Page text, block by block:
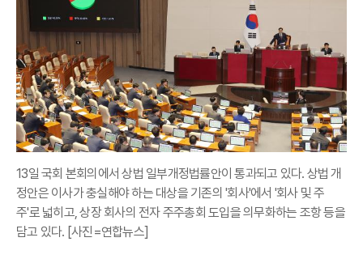
13일 국회 본회의에서 상법 일부개정법률안이 통과되고 있다. 상법 개
정안은 이사가 충실해야 하는 대상을 기존의 '회사'에서 '회사 및 주
주'로 넓히고, 상장 회사의 전자 주주총회 도입을 의무화하는 조항 등을
담고 있다. [사진=연합뉴스]